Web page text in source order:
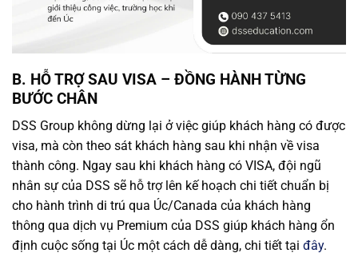
B. HỖ TRỢ SAU VISA – ĐỒNG HÀNH TỪNG
BƯỚC CHÂN
DSS Group không dừng lại ở việc giúp khách hàng có được
visa, mà còn theo sát khách hàng sau khi nhận về visa
thành công. Ngay sau khi khách hàng có VISA, đội ngũ
nhân sự của DSS sẽ hỗ trợ lên kế hoạch chi tiết chuẩn bị
cho hành trình di trú qua Úc/Canada của khách hàng
thông qua dịch vụ Premium của DSS giúp khách hàng ổn
định cuộc sống tại Úc một cách dễ dàng, chi tiết tại đây.